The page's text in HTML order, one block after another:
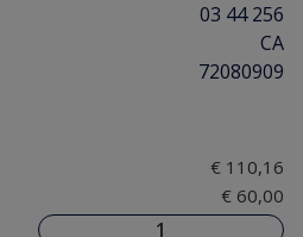
03 44 256
CA
72080909
€ 110,16
€ 60,00